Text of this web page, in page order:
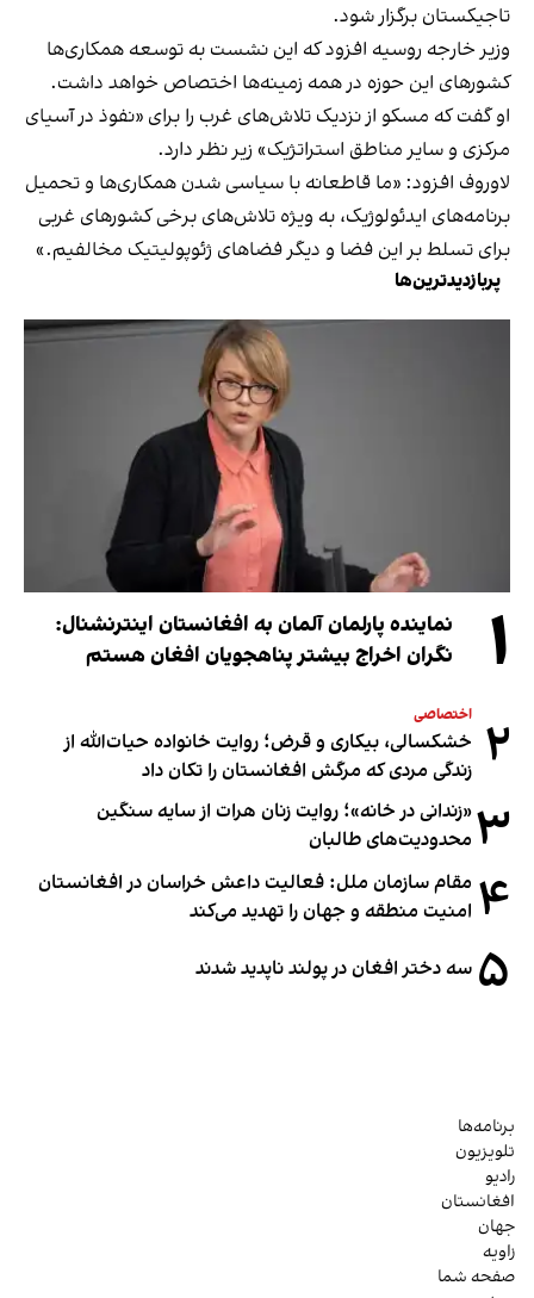
تاجیکستان برگزار شود.
وزیر خارجه روسیه افزود که این نشست به توسعه همکاری‌ها
کشورهای این حوزه در همه زمینه‌ها اختصاص خواهد داشت.
او گفت که مسکو از نزدیک تلاش‌های غرب را برای «نفوذ در آسیای
مرکزی و سایر مناطق استراتژیک» زیر نظر دارد.
لاوروف افزود: «ما قاطعانه با سیاسی شدن همکاری‌ها و تحمیل
برنامه‌های ایدئولوژیک، به ویژه تلاش‌های برخی کشورهای غربی
برای تسلط بر این فضا و دیگر فضاهای ژئوپولیتیک مخالفیم.»
پربازدیدترین‌ها
۱
نماینده پارلمان آلمان به افغانستان اینترنشنال:
نگران اخراج بیشتر پناهجویان افغان هستم
۲ اختصاصی
خشکسالی، بیکاری و قرض؛ روایت خانواده حیات‌الله از
زندگی مردی که مرگش افغانستان را تکان داد
۳«زندانی در خانه»؛ روایت زنان هرات از سایه سنگین
محدودیت‌های طالبان
۴ مقام سازمان ملل: فعالیت داعش خراسان در افغانستان
امنیت منطقه و جهان را تهدید می‌کند
۵ سه دختر افغان در پولند ناپدید شدند
برنامه‌ها
تلویزیون
رادیو
افغانستان
جهان
زاویه
صفحه شما